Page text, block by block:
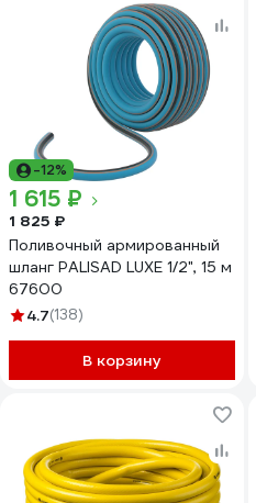
-12%
1 615 ₽
1 825 ₽
Поливочный армированный
шланг PALISAD LUXE 1/2", 15 м
67600
4.7(138)
В корзину